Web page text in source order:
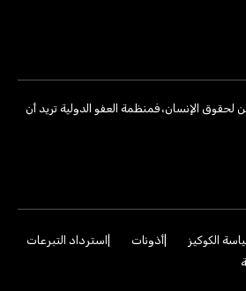
الإنسان، فمنظمة العفو الدولية تريد أن
الكوكيز أذونات
استرداد التبرعات